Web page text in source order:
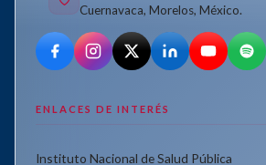
Cuernavaca, Morelos, México.
ENLACES DE INTERÉS
Instituto Nacional de Salud Pública